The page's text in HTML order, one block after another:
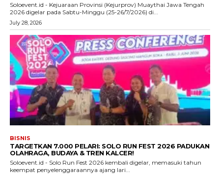
Soloevent.id - Kejuaraan Provinsi (Kejurprov) Muaythai Jawa Tengah
2026 digelar pada Sabtu-Minggu (25-26/7/2026) di...
July 28, 2026
BISNIS
TARGETKAN 7.000 PELARI: SOLO RUN FEST 2026 PADUKAN
OLAHRAGA, BUDAYA & TREN KALCER!
Soloevent.id - Solo Run Fest 2026 kembali digelar, memasuki tahun
keempat penyelenggaraannya ajang lari...